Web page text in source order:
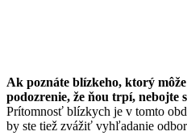
Ak poznáte blízkeho, ktorý
podozrenie, že ňou trpí, nebojte
Prítomnosť blízkych je v tomto
by ste tiež zvážiť vyhľadanie